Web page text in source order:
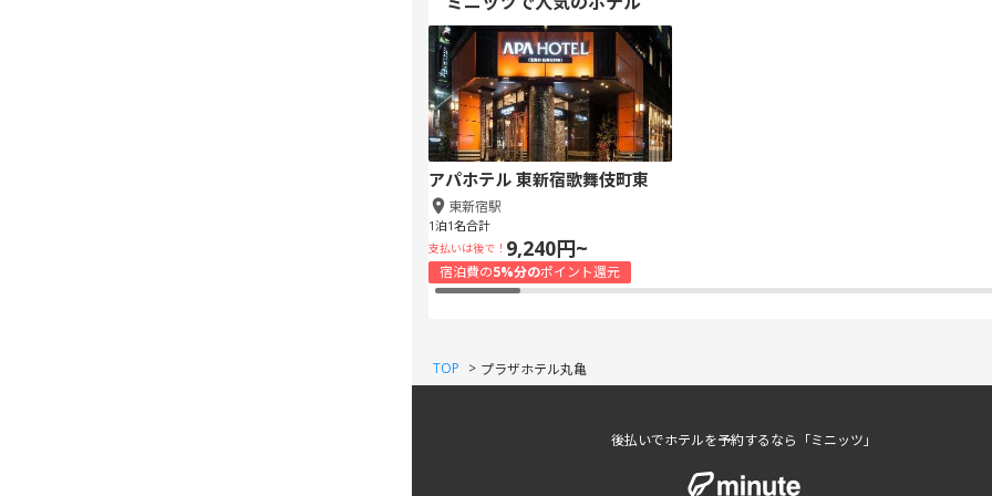
アパホテル 東新宿歌舞伎町東
東新宿駅
1泊1名合計
支払いは後で！ 9,240円~
宿泊費の5%分のポイント還元
TOP > プラザホテル丸亀
後払いでホテルを予約するなら「ミニッツ」